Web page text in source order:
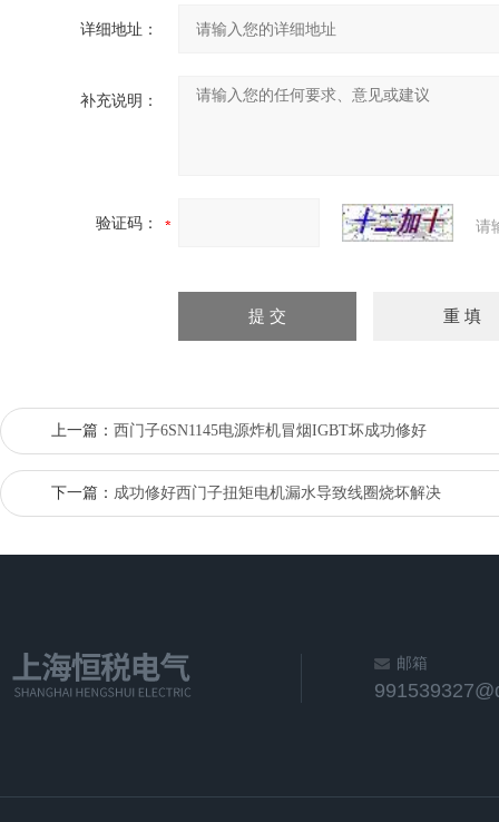
详细地址：
补充说明：
验证码： 请
上一篇： 西门子6SN1145电源炸机冒烟IGBT坏成功修好
下一篇： 成功修好西门子扭矩电机漏水导致线圈烧坏解决
邮箱